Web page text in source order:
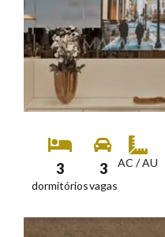
3
dormitórios
3
vagas
AC / AU